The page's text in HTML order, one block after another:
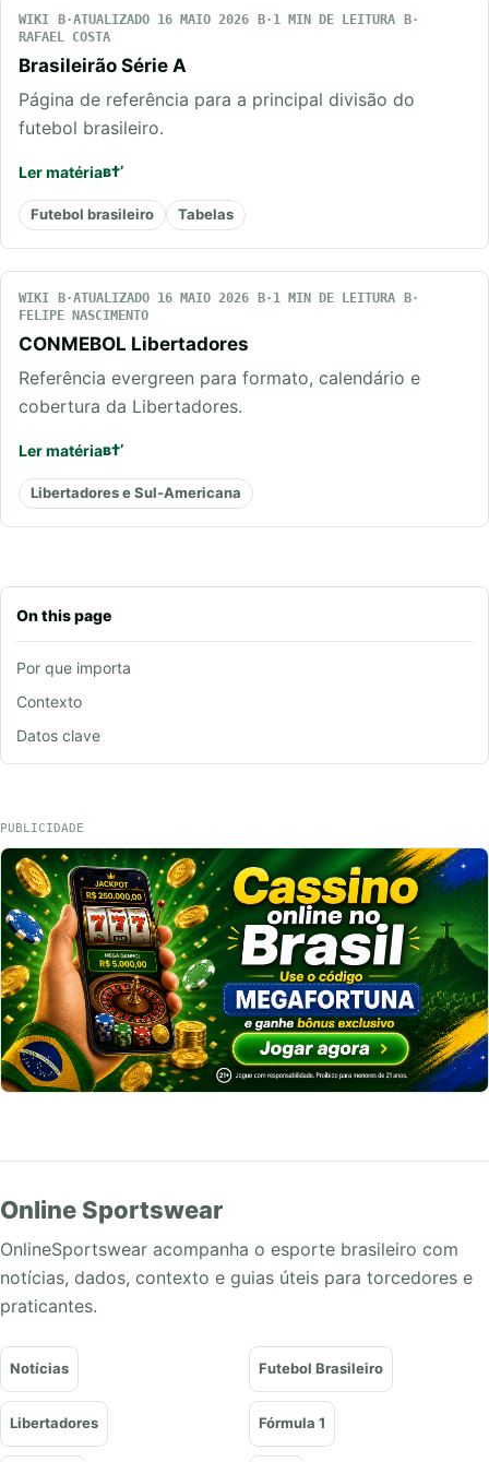
On this page
Por que importa
Contexto
Datos clave
WIKI ATUALIZADO 16 MAIO 2026
1 MIN DE LEITURA
RAFAEL COSTA
Brasileirão Série A
Página de referência para a principal divisão do
futebol brasileiro.
Ler matéria
Futebol brasileiro Tabelas
WIKI ATUALIZADO 16 MAIO 2026
1 MIN DE LEITURA
FELIPE NASCIMENTO
CONMEBOL Libertadores
Referência evergreen para formato, calendário e
cobertura da Libertadores.
Ler matéria
Libertadores e Sul-Americana
PUBLICIDADE
Online Sportswear
OnlineSportswear acompanha o esporte brasileiro com
notícias, dados, contexto e guias úteis para torcedores e
praticantes.
Notícias Futebol Brasileiro
Libertadores Fórmula 1